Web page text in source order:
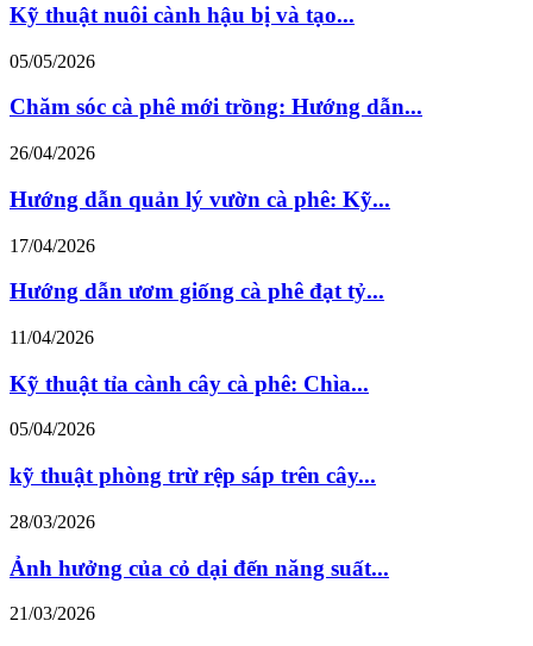
Kỹ thuật nuôi cành hậu bị và tạo...
05/05/2026
Chăm sóc cà phê mới trồng: Hướng dẫn...
26/04/2026
Hướng dẫn quản lý vườn cà phê: Kỹ...
17/04/2026
Hướng dẫn ươm giống cà phê đạt tỷ...
11/04/2026
Kỹ thuật tỉa cành cây cà phê: Chìa...
05/04/2026
kỹ thuật phòng trừ rệp sáp trên cây...
28/03/2026
Ảnh hưởng của cỏ dại đến năng suất...
21/03/2026